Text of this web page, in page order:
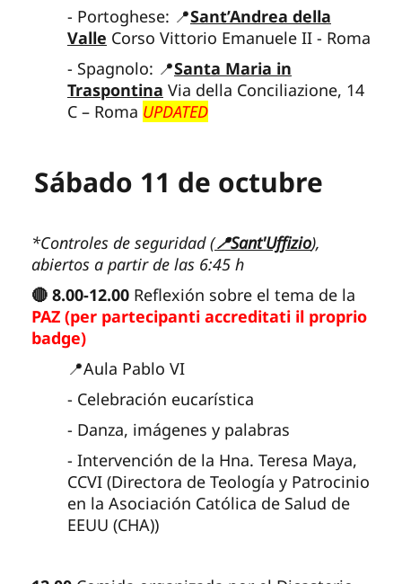
- Portoghese: 📍Sant’Andrea della
Valle Corso Vittorio Emanuele II - Roma
- Spagnolo: 📍Santa Maria in
Traspontina Via della Conciliazione, 14
C – Roma UPDATED
Sábado 11 de octubre
*Controles de seguridad (📍Sant'Uffizio),
abiertos a partir de las 6:45 h
🔴 8.00-12.00 Reflexión sobre el tema de la
PAZ (per partecipanti accreditati il proprio
badge)
📍Aula Pablo VI
- Celebración eucarística
- Danza, imágenes y palabras
- Intervención de la Hna. Teresa Maya,
CCVI (Directora de Teología y Patrocinio
en la Asociación Católica de Salud de
EEUU (CHA))